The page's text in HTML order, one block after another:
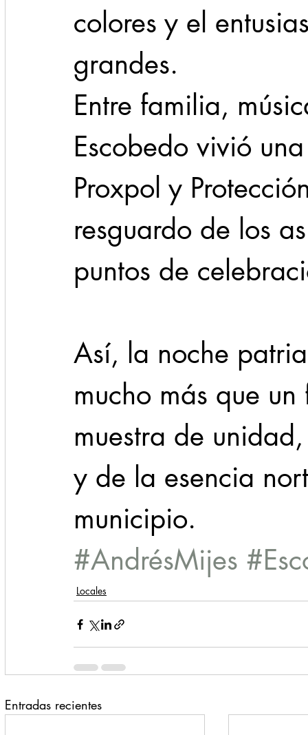
colores y el
grandes.
Entre familia,
Escobedo vivió
Proxpol y
resguardo de los
puntos de
Así, la noche
mucho más que
muestra de
y de la esencia
municipio.
#AndrésMijes
Locales
Entradas recientes